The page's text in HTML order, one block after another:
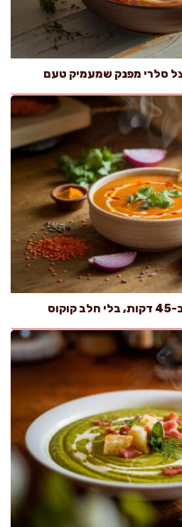
סלרי מפנק שמעמיק טעם